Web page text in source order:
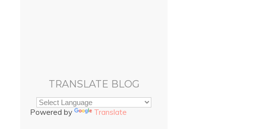
TRANSLATE BLOG
Powered by Translate